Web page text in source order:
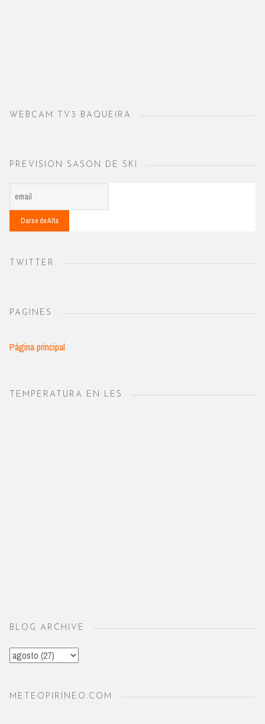
WEBCAM TV3 BAQUEIRA
PREVISION SASON DE SKI
TWITTER
PAGINES
Página principal
TEMPERATURA EN LES
BLOG ARCHIVE
METEOPIRINEO.COM